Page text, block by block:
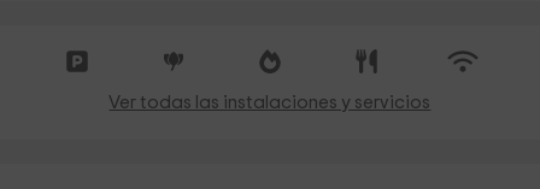
Ver todas las instalaciones y servicios